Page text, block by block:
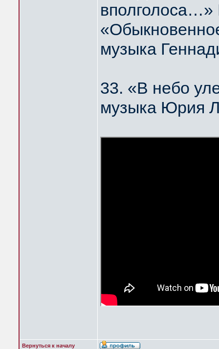
музыка
33. «В небо
музыка Юрия
Вернуться к началу